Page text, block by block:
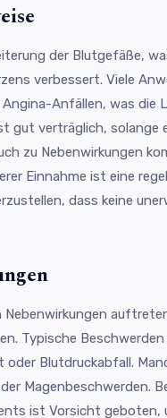
der Blutgefäße,
verbessert. Viele
Anfällen, was die
gut verträglich, solange
zu Nebenwirkungen
Einnahme ist eine
dass keine
Nebenwirkungen
Typische Beschwerden
oder Blutdruckabfall.
Magenbeschwerden.
ist Vorsicht geboten,